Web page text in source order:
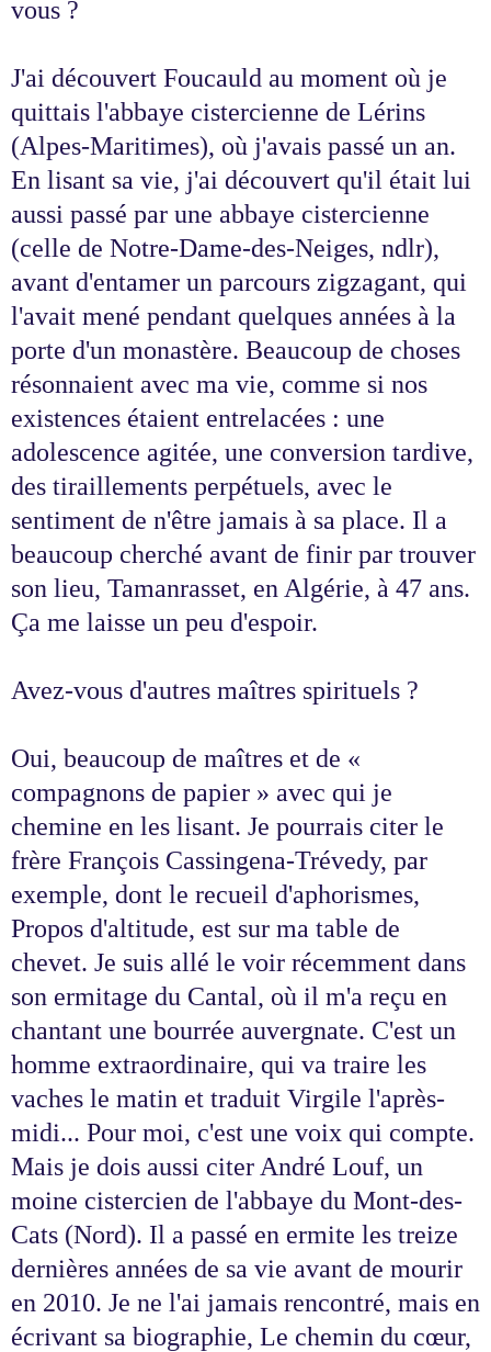
vous ?
J'ai découvert Foucauld au moment où je
quittais l'abbaye cistercienne de Lérins
(Alpes-Maritimes), où j'avais passé un an.
En lisant sa vie, j'ai découvert qu'il était lui
aussi passé par une abbaye cistercienne
(celle de Notre-Dame-des-Neiges, ndlr),
avant d'entamer un parcours zigzagant, qui
l'avait mené pendant quelques années à la
porte d'un monastère. Beaucoup de choses
résonnaient avec ma vie, comme si nos
existences étaient entrelacées : une
adolescence agitée, une conversion tardive,
des tiraillements perpétuels, avec le
sentiment de n'être jamais à sa place. Il a
beaucoup cherché avant de finir par trouver
son lieu, Tamanrasset, en Algérie, à 47 ans.
Ça me laisse un peu d'espoir.
Avez-vous d'autres maîtres spirituels ?
Oui, beaucoup de maîtres et de «
compagnons de papier » avec qui je
chemine en les lisant. Je pourrais citer le
frère François Cassingena-Trévedy, par
exemple, dont le recueil d'aphorismes,
Propos d'altitude, est sur ma table de
chevet. Je suis allé le voir récemment dans
son ermitage du Cantal, où il m'a reçu en
chantant une bourrée auvergnate. C'est un
homme extraordinaire, qui va traire les
vaches le matin et traduit Virgile l'après-
midi... Pour moi, c'est une voix qui compte.
Mais je dois aussi citer André Louf, un
moine cistercien de l'abbaye du Mont-des-
Cats (Nord). Il a passé en ermite les treize
dernières années de sa vie avant de mourir
en 2010. Je ne l'ai jamais rencontré, mais en
écrivant sa biographie, Le chemin du cœur,